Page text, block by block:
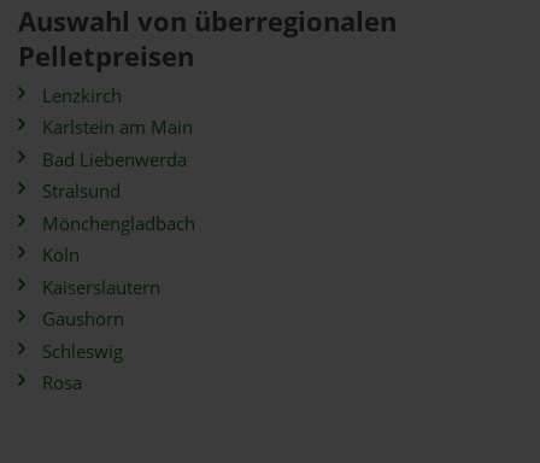
Auswahl von überregionalen
Pelletpreisen
Lenzkirch
Karlstein am Main
Bad Liebenwerda
Stralsund
Mönchengladbach
Köln
Kaiserslautern
Gaushorn
Schleswig
Rosa